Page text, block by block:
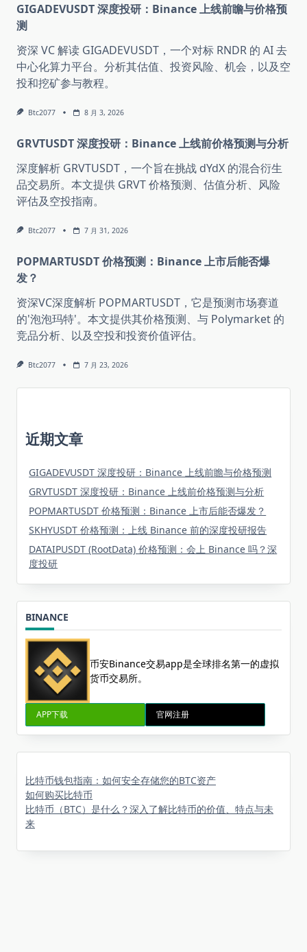
GIGADEVUSDT 深度投研：Binance 上线前瞻与价格预
测
资深 VC 解读 GIGADEVUSDT，一个对标 RNDR 的 AI 去
中心化算力平台。分析其估值、投资风险、机会，以及空
投和挖矿参与教程。
Btc2077 8 月 3, 2026
GRVTUSDT 深度投研：Binance 上线前价格预测与分析
深度解析 GRVTUSDT，一个旨在挑战 dYdX 的混合衍生
品交易所。本文提供 GRVT 价格预测、估值分析、风险
评估及空投指南。
Btc2077 7 月 31, 2026
POPMARTUSDT 价格预测：Binance 上市后能否爆
发？
资深VC深度解析 POPMARTUSDT，它是预测市场赛道
的'泡泡玛特'。本文提供其价格预测、与 Polymarket 的
竞品分析、以及空投和投资价值评估。
Btc2077 7 月 23, 2026
近期文章
GIGADEVUSDT 深度投研：Binance 上线前瞻与价格预测
GRVTUSDT 深度投研：Binance 上线前价格预测与分析
POPMARTUSDT 价格预测：Binance 上市后能否爆发？
SKHYUSDT 价格预测：上线 Binance 前的深度投研报告
DATAIPUSDT (RootData) 价格预测：会上 Binance 吗？深
度投研
BINANCE
币安Binance交易app是全球排名第一的虚拟
货币交易所。
APP下载 官网注册
比特币钱包指南：如何安全存储您的BTC资产
如何购买比特币
比特币（BTC）是什么？深入了解比特币的价值、特点与未
来